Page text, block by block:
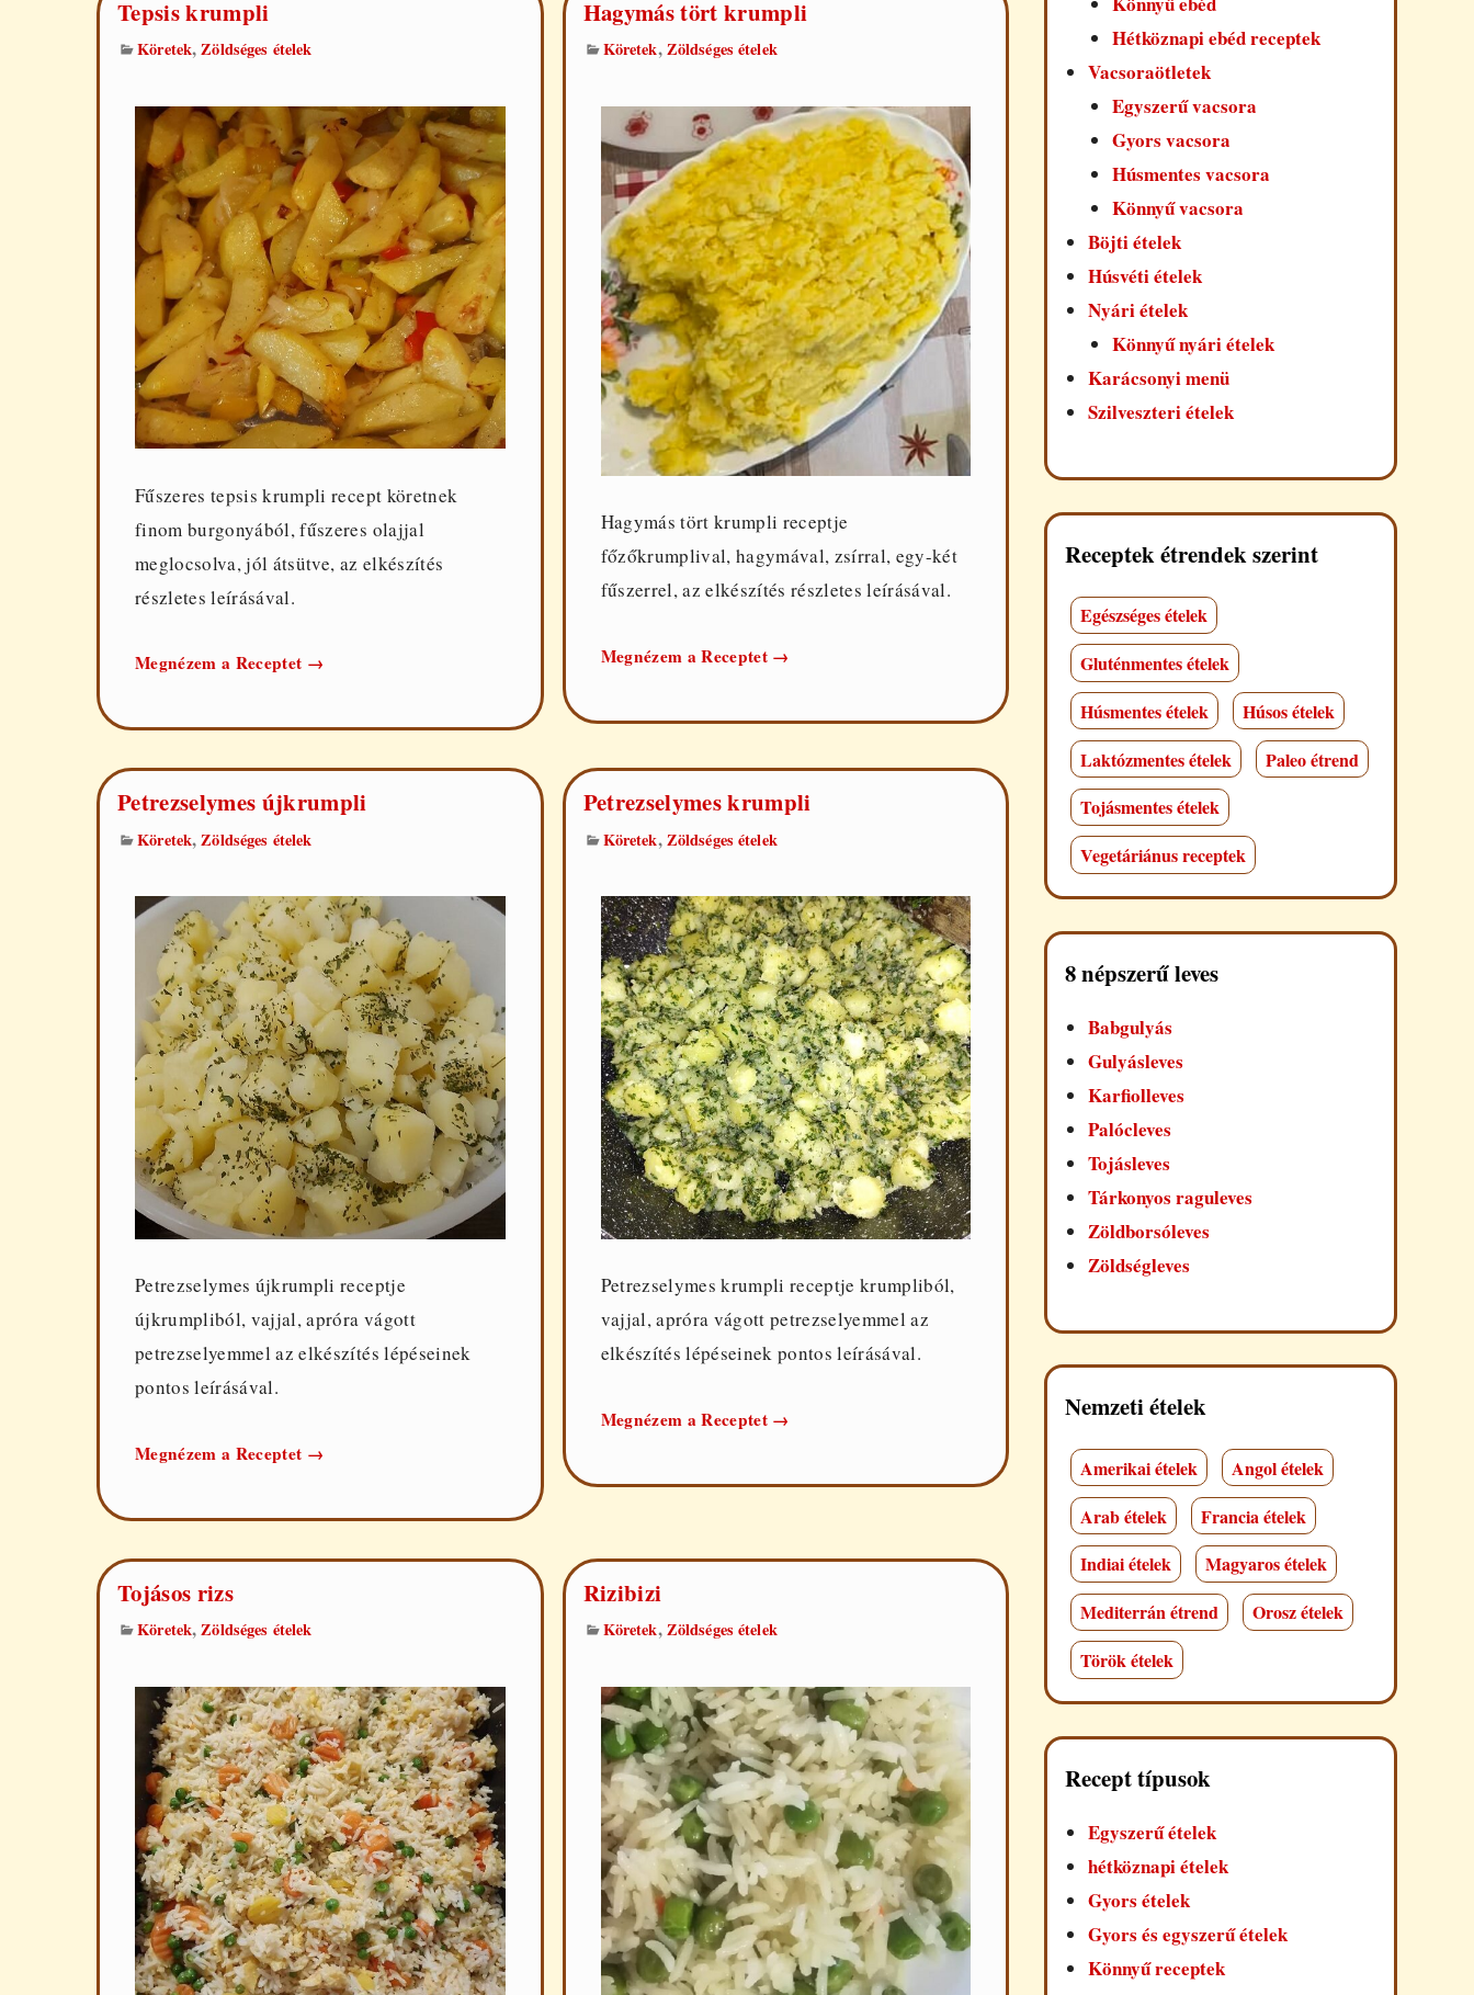
Tepsis krumpli
Köretek,Zöldséges ételek
Fűszeres tepsis krumpli recept köretnek
finom burgonyából, fűszeres olajjal
meglocsolva, jól átsütve, az elkészítés
részletes leírásával.
Megnézem a Receptet Tepsis
→
Hagymás tört krumpli
Köretek,Zöldséges ételek
Hagymás tört krumpli receptje
főzőkrumplival, hagymával, zsírral, egy-két
fűszerrel, az elkészítés részletes leírásával.
Megnézem a Receptet Hagymás
krumpli
→
Petrezselymes újkrumpli
Köretek,Zöldséges ételek
Petrezselymes újkrumpli receptje
újkrumpliból, vajjal, apróra vágott
petrezselyemmel az elkészítés lépéseinek
pontos leírásával.
Megnézem a Receptet Petrezselymes
→
Petrezselymes krumpli
Köretek,Zöldséges ételek
Petrezselymes krumpli receptje krumpliból,
vajjal, apróra vágott petrezselyemmel az
elkészítés lépéseinek pontos leírásával.
Megnézem a Receptet Petrezselymes
→
Tojásos rizs
Köretek,Zöldséges ételek
Rizibizi
Köretek,Zöldséges ételek
Hétköznapi ebéd receptek
Vacsoraötletek
Egyszerű vacsora
Gyors vacsora
Húsmentes vacsora
Könnyű vacsora
Böjti ételek
Húsvéti ételek
Nyári ételek
Könnyű nyári ételek
Karácsonyi menü
Szilveszteri ételek
Receptek étrendek szerint
Egészséges ételek
Gluténmentes ételek
Húsmentes ételek
Húsos ételek
Laktózmentes ételek
Paleo étrend
Tojásmentes ételek
Vegetáriánus receptek
8 népszerű leves
Babgulyás
Gulyásleves
Karfiolleves
Palócleves
Tojásleves
Tárkonyos raguleves
Zöldborsóleves
Zöldségleves
Nemzeti ételek
Amerikai ételek
Angol ételek
Arab ételek
Francia ételek
Indiai ételek
Magyaros ételek
Mediterrán étrend
Orosz ételek
Török ételek
Recept típusok
Egyszerű ételek
hétköznapi ételek
Gyors ételek
Gyors és egyszerű ételek
Könnyű receptek